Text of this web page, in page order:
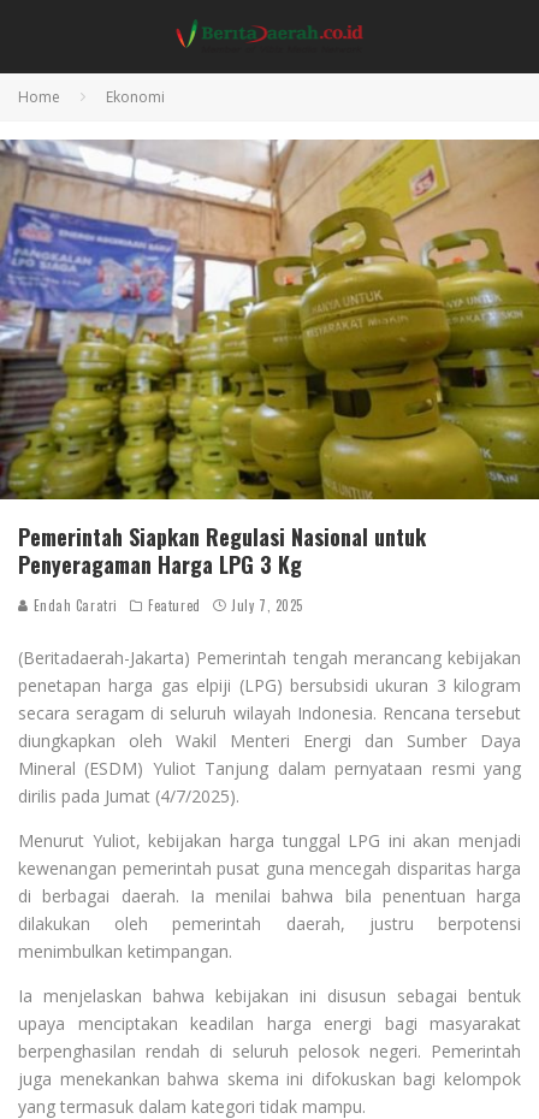
Home Ekonomi
Pemerintah Siapkan Regulasi Nasional untuk
Penyeragaman Harga LPG 3 Kg
Endah Caratri Featured July 7, 2025
(Beritadaerah-Jakarta) Pemerintah tengah merancang kebijakan
penetapan harga gas elpiji (LPG) bersubsidi ukuran 3 kilogram
secara seragam di seluruh wilayah Indonesia. Rencana tersebut
diungkapkan oleh Wakil Menteri Energi dan Sumber Daya
Mineral (ESDM) Yuliot Tanjung dalam pernyataan resmi yang
dirilis pada Jumat (4/7/2025).
Menurut Yuliot, kebijakan harga tunggal LPG ini akan menjadi
kewenangan pemerintah pusat guna mencegah disparitas harga
di berbagai daerah. Ia menilai bahwa bila penentuan harga
dilakukan oleh pemerintah daerah, justru berpotensi
menimbulkan ketimpangan.
Ia menjelaskan bahwa kebijakan ini disusun sebagai bentuk
upaya menciptakan keadilan harga energi bagi masyarakat
berpenghasilan rendah di seluruh pelosok negeri. Pemerintah
juga menekankan bahwa skema ini difokuskan bagi kelompok
yang termasuk dalam kategori tidak mampu.